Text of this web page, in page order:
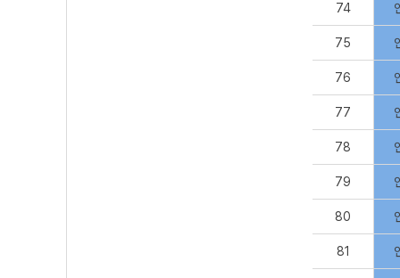
74
75
76
77
78
79
80
81